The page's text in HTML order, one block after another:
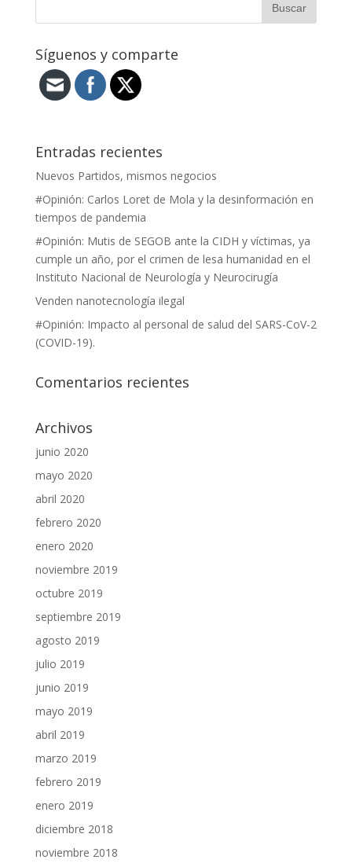
Síguenos y comparte
Entradas recientes
Nuevos Partidos, mismos negocios
#Opinión: Carlos Loret de Mola y la desinformación en
tiempos de pandemia
#Opinión: Mutis de SEGOB ante la CIDH y víctimas, ya
cumple un año, por el crimen de lesa humanidad en el
Instituto Nacional de Neurología y Neurocirugía
Venden nanotecnología ilegal
#Opinión: Impacto al personal de salud del SARS-CoV-2
(COVID-19).
Comentarios recientes
Archivos
junio 2020
mayo 2020
abril 2020
febrero 2020
enero 2020
noviembre 2019
octubre 2019
septiembre 2019
agosto 2019
julio 2019
junio 2019
mayo 2019
abril 2019
marzo 2019
febrero 2019
enero 2019
diciembre 2018
noviembre 2018